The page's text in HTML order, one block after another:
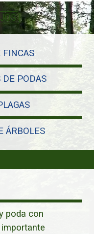
FINCAS
DE PODAS
ÁRBOLES
poda con